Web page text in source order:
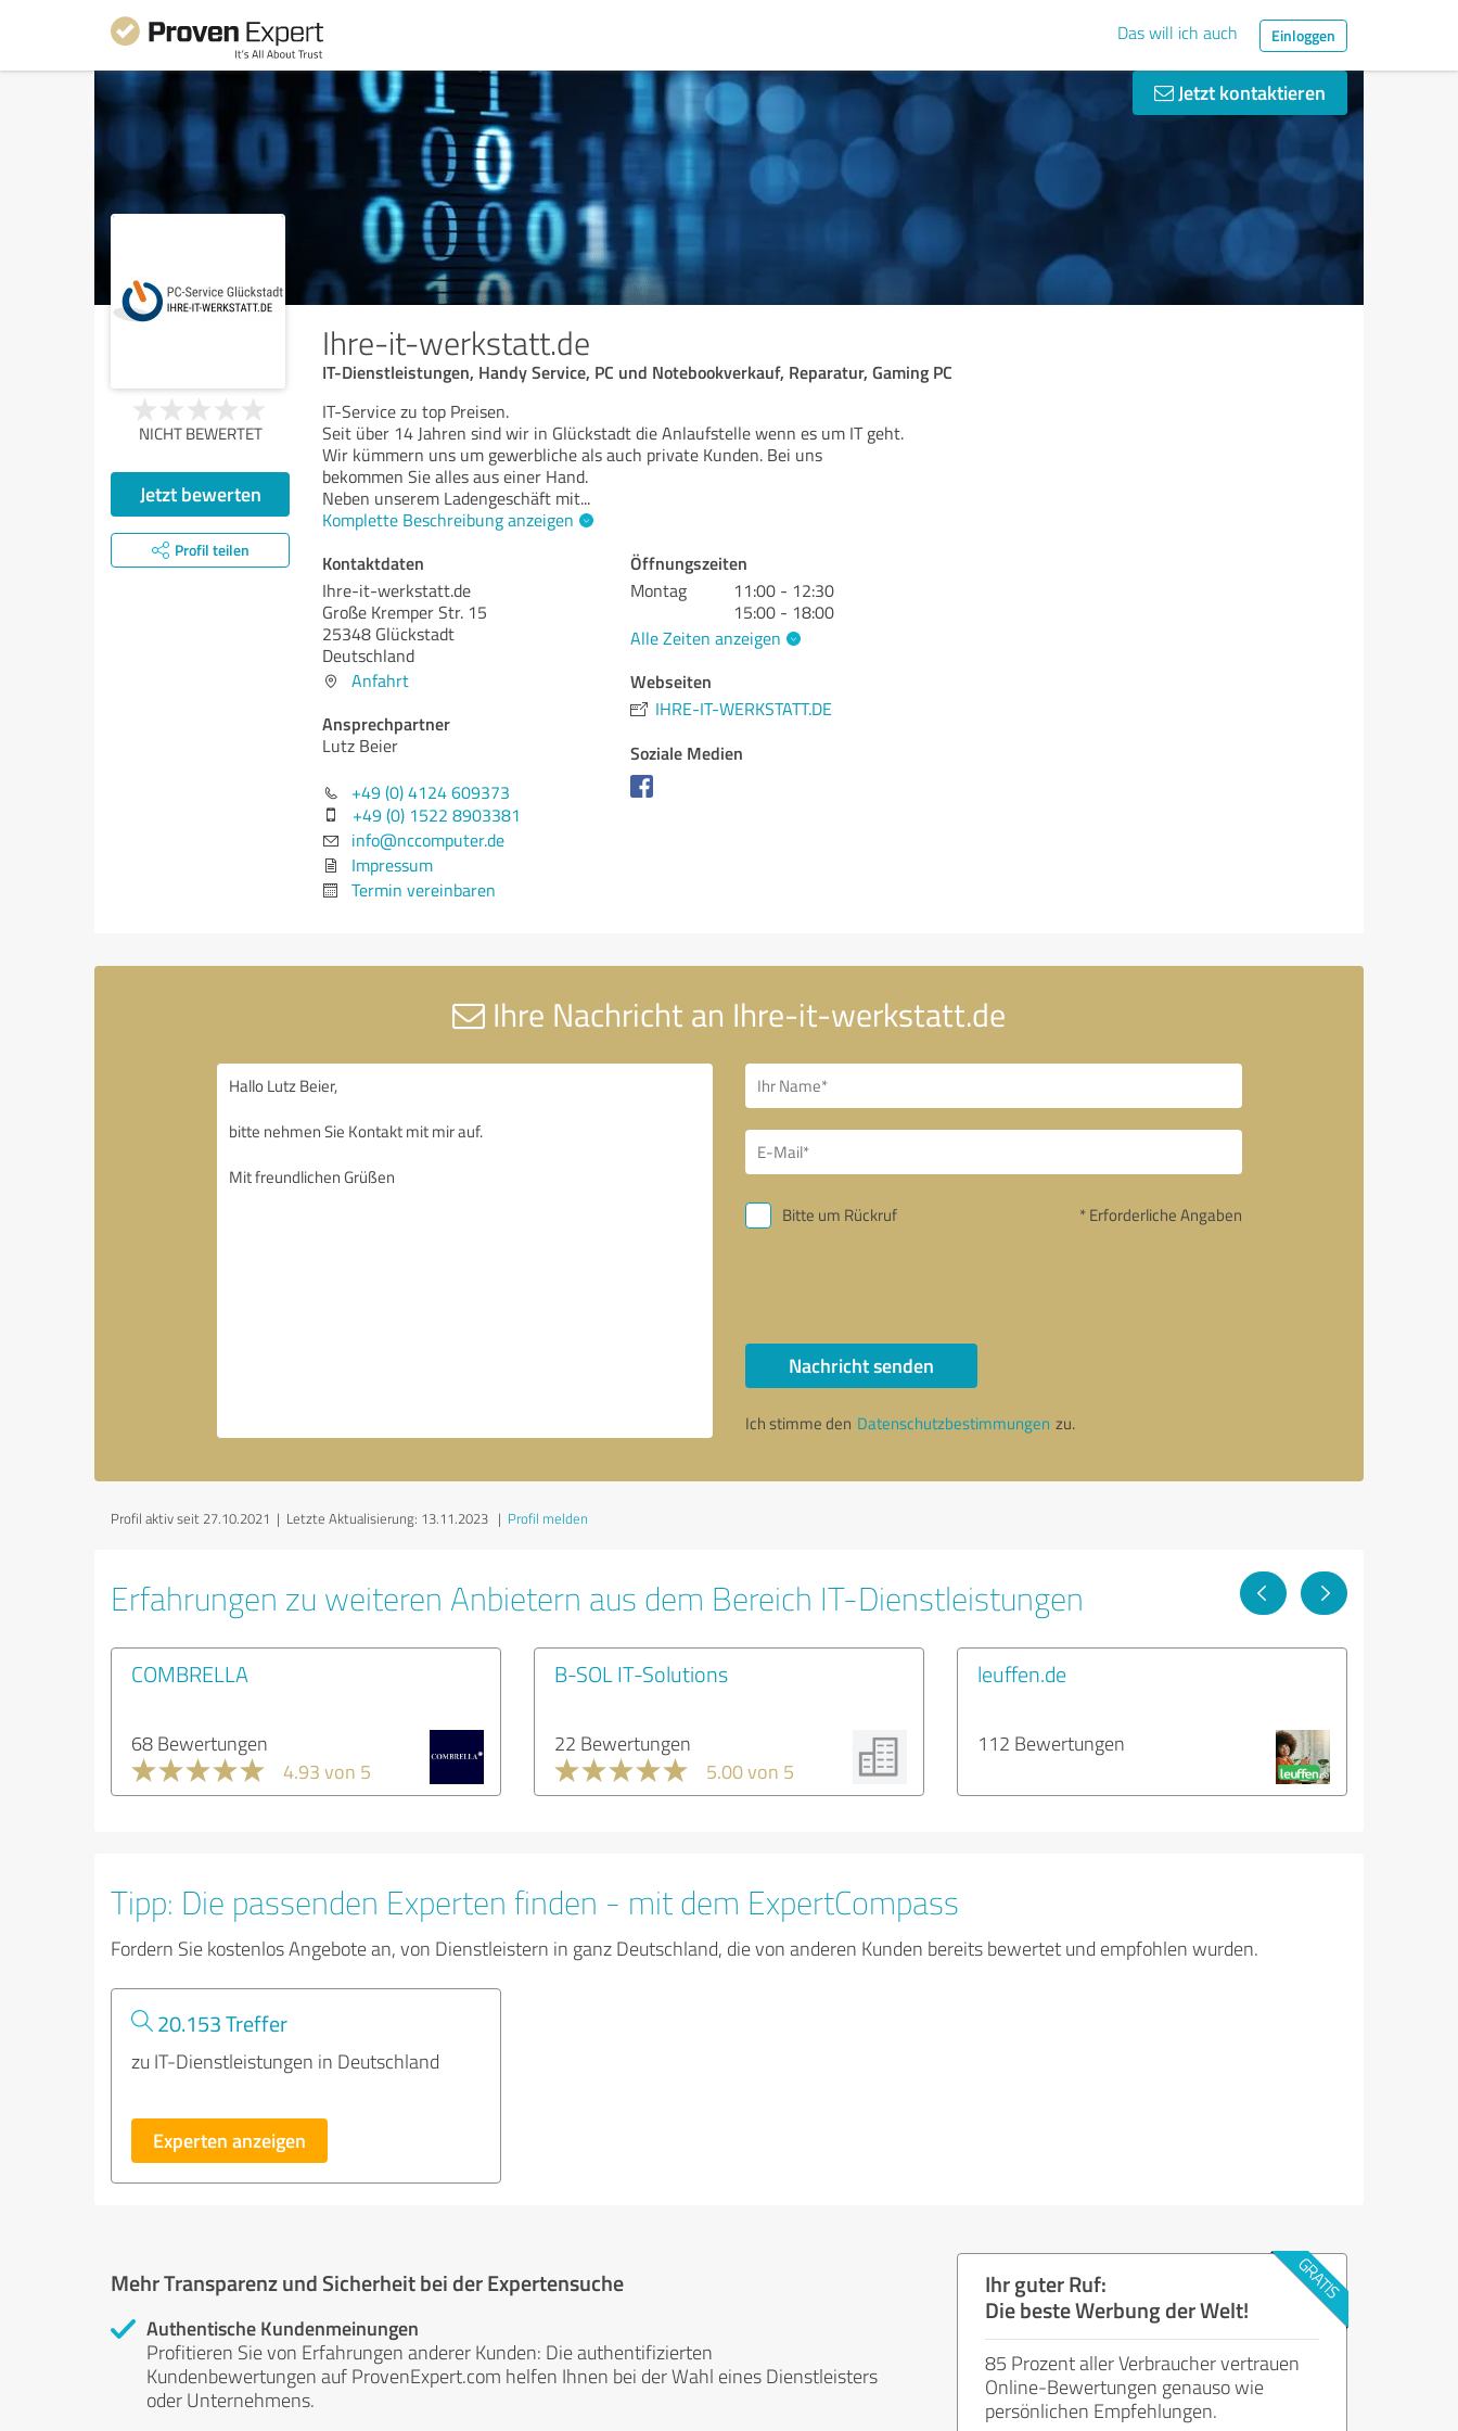
Das will ich auch Einloggen
Jetzt kontaktieren
Ihre-it-werkstatt.de
IT-Dienstleistungen, Handy Service, PC und Notebookverkauf, Reparatur, Gaming PC
NICHT BEWERTET
Jetzt bewerten
Profil teilen
IT-Service zu top Preisen.
Seit über 14 Jahren sind wir in Glückstadt die Anlaufstelle wenn es um IT geht.
Wir kümmern uns um gewerbliche als auch private Kunden. Bei uns
bekommen Sie alles aus einer Hand.
Neben unserem Ladengeschäft mit...
Komplette Beschreibung anzeigen
Kontaktdaten
Ihre-it-werkstatt.de
Große Kremper Str. 15
25348 Glückstadt
Deutschland
Anfahrt
Ansprechpartner
Lutz Beier
+49 (0) 4124 609373
+49 (0) 1522 8903381
info@nccomputer.de
Impressum
Termin vereinbaren
Öffnungszeiten
Montag
11:00 - 12:30
15:00 - 18:00
Alle Zeiten anzeigen
Webseiten
IHRE-IT-WERKSTATT.DE
Soziale Medien
Ihre Nachricht an Ihre-it-werkstatt.de
Bitte um Rückruf * Erforderliche Angaben
Nachricht senden
Ich stimme den Datenschutzbestimmungen zu.
Profil aktiv seit 27.10.2021 | Letzte Aktualisierung: 13.11.2023 | Profil melden
Erfahrungen zu weiteren Anbietern aus dem Bereich IT-Dienstleistungen
COMBRELLA
68 Bewertungen
4.93 von 5
B-SOL IT-Solutions
22 Bewertungen
5.00 von 5
leuffen.de
112 Bewertungen
Tipp: Die passenden Experten finden - mit dem ExpertCompass
Fordern Sie kostenlos Angebote an, von Dienstleistern in ganz Deutschland, die von anderen Kunden bereits bewertet und empfohlen wurden.
20.153 Treffer
zu IT-Dienstleistungen in Deutschland
Experten anzeigen
Mehr Transparenz und Sicherheit bei der Expertensuche
Authentische Kundenmeinungen
Profitieren Sie von Erfahrungen anderer Kunden: Die authentifizierten
Kundenbewertungen auf ProvenExpert.com helfen Ihnen bei der Wahl eines Dienstleisters
oder Unternehmens.
Ihr guter Ruf:
Die beste Werbung der Welt!
85 Prozent aller Verbraucher vertrauen
Online-Bewertungen genauso wie
persönlichen Empfehlungen.